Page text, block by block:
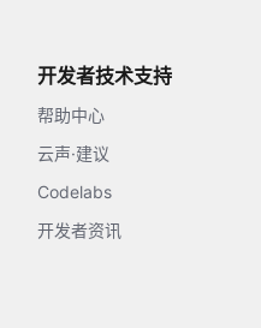
开发者技术支持
帮助中心
云声·建议
Codelabs
开发者资讯